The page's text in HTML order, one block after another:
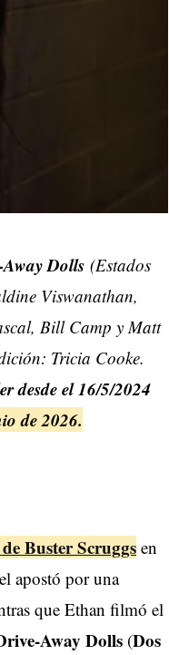
Dolls (Estados
Viswanathan,
Bill Camp y Matt
Tricia Cooke.
desde el 16/5/2024
de 2026.
Buster Scruggsen
apostó por una
que Ethan filmó el
Away Dolls (Dos